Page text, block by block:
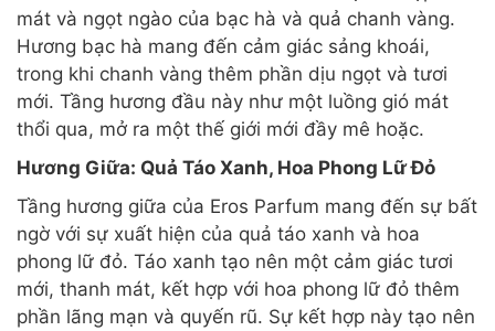
mát và ngọt ngào của bạc hà và quả chanh vàng.
Hương bạc hà mang đến cảm giác sảng khoái,
trong khi chanh vàng thêm phần dịu ngọt và tươi
mới. Tầng hương đầu này như một luồng gió mát
thổi qua, mở ra một thế giới mới đầy mê hoặc.
Hương Giữa: Quả Táo Xanh, Hoa Phong Lữ Đỏ
Tầng hương giữa của Eros Parfum mang đến sự bất
ngờ với sự xuất hiện của quả táo xanh và hoa
phong lữ đỏ. Táo xanh tạo nên một cảm giác tươi
mới, thanh mát, kết hợp với hoa phong lữ đỏ thêm
phần lãng mạn và quyến rũ. Sự kết hợp này tạo nên